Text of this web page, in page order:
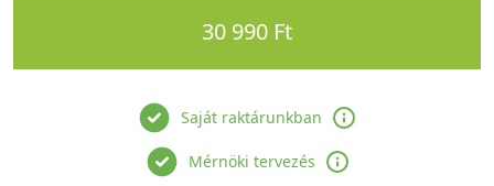
30 990 Ft
Saját raktárunkban
Mérnöki tervezés